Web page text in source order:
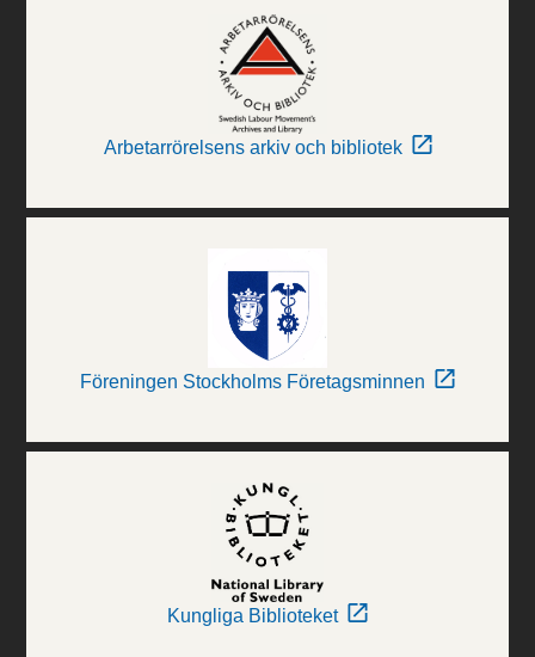
Arbetarrörelsens arkiv och bibliotek
Föreningen Stockholms Företagsminnen
Kungliga Biblioteket